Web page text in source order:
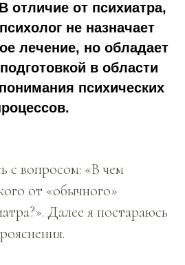
отличие от психиатра,
не назначает
лечение, но обладает
в области
психических
с вопросом: «В чем
от «обычного»
Далее я постараюсь